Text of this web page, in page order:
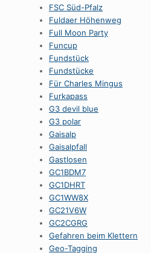
FSC Süd-Pfalz
Fuldaer Höhenweg
Full Moon Party
Funcup
Fundstück
Fundstücke
Für Charles Mingus
Furkapass
G3 devil blue
G3 polar
Gaisalp
Gaisalpfall
Gastlosen
GC1BDM7
GC1DHRT
GC1WW8X
GC21V6W
GC2CGRG
Gefahren beim Klettern
Geo-Tagging